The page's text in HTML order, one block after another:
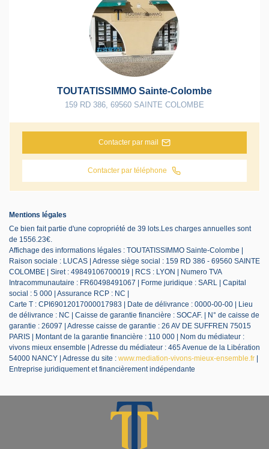
TOUTATISSIMMO Sainte-Colombe
159 RD 386 69560 SAINTE COLOMBE
Contacter par mail
Contacter par téléphone
Mentions légales
Ce bien fait partie d'une copropriété de 39 lots.Les charges annuelles sont
de 1556.23€.
Affichage des informations légales : TOUTATISSIMMO Sainte-Colombe |
Raison sociale : LUCAS | Adresse siège social : 159 RD 386 - 69560 SAINTE
COLOMBE | Siret : 49849106700019 | RCS : LYON | Numero TVA
Intracommunautaire : FR60498491067 | Forme juridique : SARL | Capital
social : 5 000 | Assurance RCP : NC |
Carte T : CPI69012017000017983 | Date de délivrance : 0000-00-00 | Lieu
de délivrance : NC | Caisse de garantie financière : SOCAF. | N° de caisse de
garantie : 26097 | Adresse caisse de garantie : 26 AV DE SUFFREN 75015
PARIS | Montant de la garantie financière : 110 000 | Nom du médiateur :
vivons mieux ensemble | Adresse du médiateur : 465 Avenue de la Libération
54000 NANCY | Adresse du site : www.mediation-vivons-mieux-ensemble.fr
Entreprise juridiquement et financièrement indépendante